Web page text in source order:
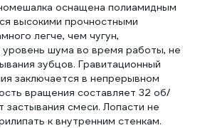
оснащена полиамидным
высокими прочностными
легче, чем чугун,
уровень шума во время работы, не
зубцов. Гравитационный
заключается в непрерывном
вращения составляет 32 об/
застывания смеси. Лопасти не
к внутренним стенкам.